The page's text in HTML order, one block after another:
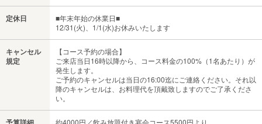
定休日
■年末年始の休業日■
12/31(火)、1/1(水)お休みいたします
キャンセル
規定
【コース予約の場合】
ご来店当日16時以降から、コース料金の100%（1名あたり）が
発生します。
ご予約のキャンセルは当日の16:00迄にご連絡ください。それ以
降のキャンセルは、お料理代を頂戴致しますのでご了承くださ
い。
約4000円／飲み放題付き宴会コース5500円より